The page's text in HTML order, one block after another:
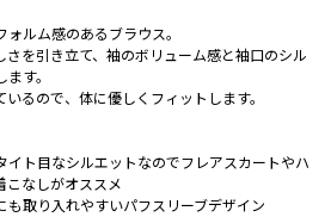
ルム感のあるブラウス。
を引き立て、袖のボリューム感と袖口のシル
す。
るので、体に優しくフィットします。
イト目なシルエットなのでフレアスカートやハ
こなしがオススメ
も取り入れやすいパフスリーブデザイン